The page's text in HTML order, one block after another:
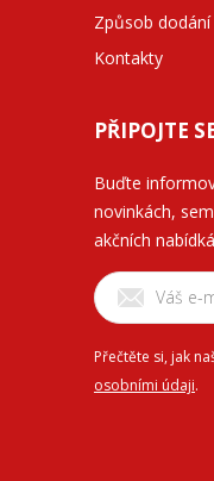
Způsob
Kontakty
PŘIPOJTE
Buďte
novinkách,
akčních
Přečtěte si, jak
osobními údaji.